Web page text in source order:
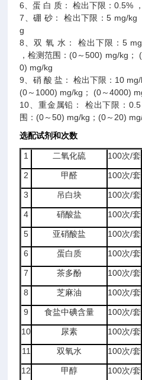
6、蛋 白 质： 检出下限：0.5%
7、硼 砂： 检出下限：5 mg/kg
g
8、双 氧 水： 检出下限：5
，检测范围：(0～500) mg/kg
0) mg/kg
9、硝 酸 盐： 检出下限：10
(0～1000) mg/kg； (0～4000)
10、重金属铅： 检出下限：
围：(0～50) mg/kg；(0～20)
选配试剂和次数
1 二氧化硫 100次/套
2 甲醛 100次/套
3 吊白块 100次/套
4 硝酸盐 100次/套
5 亚硝酸盐 100次/套
6 蛋白质 100次/套
7 茶多酚 100次/套
8 芝麻油 100次/套
9 食盐中碘含量 100次/套
10 尿素 100次/套
11 双氧水 100次/套
12 甲醇 100次/套